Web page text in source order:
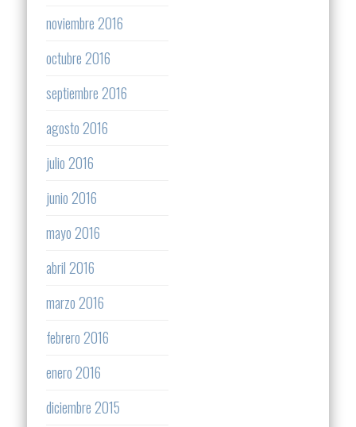
noviembre 2016
octubre 2016
septiembre 2016
agosto 2016
julio 2016
junio 2016
mayo 2016
abril 2016
marzo 2016
febrero 2016
enero 2016
diciembre 2015